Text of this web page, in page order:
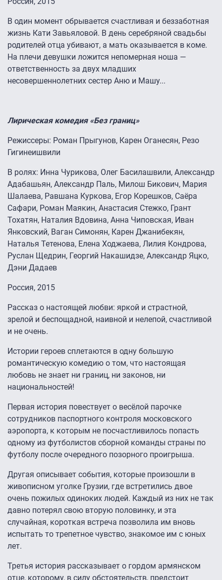
В один момент обрывается счастливая и беззаботная
жизнь Кати Завьяловой. В день серебряной свадьбы
родителей отца убивают, а мать оказывается в коме.
На плечи девушки ложится непомерная ноша —
ответственность за двух младших
несовершеннолетних сестер Аню и Машу...
Лирическая комедия «Без границ»
Режиссеры: Роман Прыгунов, Карен Оганесян, Резо
Гигинеишвили
В ролях: Инна Чурикова, Олег Басилашвили, Александр
Адабашьян, Александр Паль, Милош Бикович, Мария
Шалаева, Равшана Куркова, Егор Корешков, Саёра
Сафари, Роман Маякин, Анастасия Стежко, Грант
Тохатян, Наталия Вдовина, Анна Чиповская, Иван
Янковский, Ваган Симонян, Карен Джанибекян,
Наталья Тетенова, Елена Ходжаева, Лилия Кондрова,
Руслан Щедрин, Георгий Накашидзе, Александр Яцко,
Дэни Дадаев
Россия, 2015
Рассказ о настоящей любви: яркой и страстной,
зрелой и беспощадной, наивной и нелепой, счастливой
и не очень.
Истории героев сплетаются в одну большую
романтическую комедию о том, что настоящая
любовь не знает ни границ, ни законов, ни
национальностей!
Первая история повествует о весёлой парочке
сотрудников паспортного контроля московского
аэропорта, к которым не посчастливилось попасть
одному из футболистов сборной команды страны по
футболу после очередного позорного проигрыша.
Другая описывает события, которые произошли в
живописном уголке Грузии, где встретились двое
очень пожилых одиноких людей. Каждый из них не так
давно потерял свою вторую половинку, и эта
случайная, короткая встреча позволила им вновь
испытать то трепетное чувство, знакомое им с юных
лет.
Третья история рассказывает о гордом армянском
отце, которому, в силу обстоятельств, предстоит